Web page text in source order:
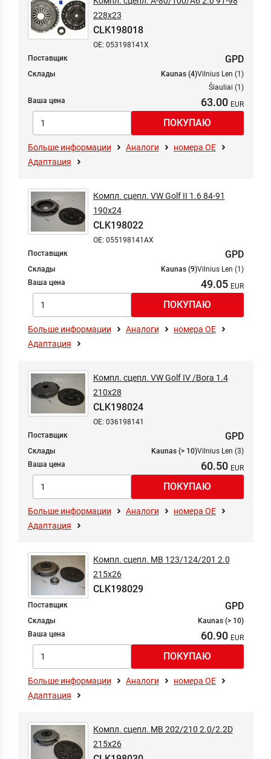
228x23
CLK198018
OE: 053198141X
Поставщик
GPD
Склады Kaunas (4)Vilnius Len (1)
Šiauliai (1)
Ваша цена
63.00
Больше информации Аналоги
номера ОЕ
Адаптация
Компл. сцепл. VW Golf II 1.6 84-91
190x24
CLK198022
OE: 055198141AX
Поставщик
GPD
Склады Kaunas (9)Vilnius Len (1)
Ваша цена
49.05
Больше информации Аналоги
номера ОЕ
Адаптация
Компл. сцепл. VW Golf IV /Bora 1.4
210x28
CLK198024
OE: 036198141
Поставщик
GPD
Склады Kaunas (> 10)Vilnius Len (3)
Ваша цена
60.50
Больше информации Аналоги
номера ОЕ
Адаптация
Компл. сцепл. MB 123/124/201 2.0
215x26
CLK198029
Поставщик GPD
Склады
Kaunas (> 10)
Ваша цена
60.90
Больше информации Аналоги
номера ОЕ
Адаптация
Компл. сцепл. MB 202/210 2.0/2.2D
215x26